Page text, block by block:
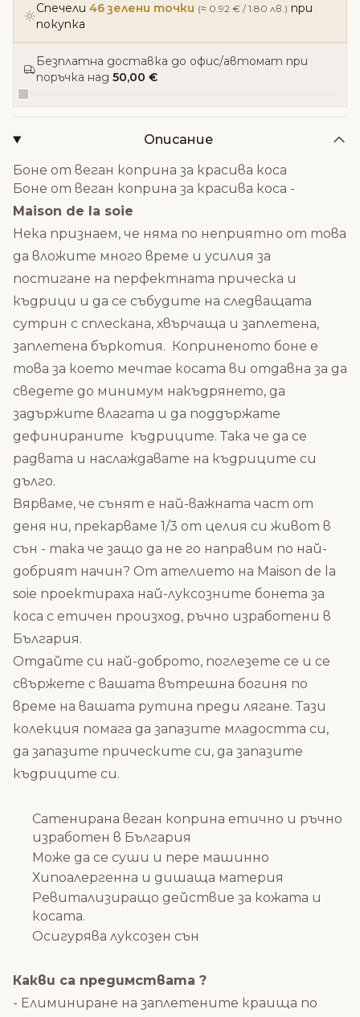
Спечели 46 зелени точки (≈ 0.92 € / 1.80 лв.) при
покупка
Безплатна доставка до офис/автомат при
поръчка над 50,00 €
Описание
Боне от веган коприна за красива коса
Боне от веган коприна за красива коса -
Maison de la soie
Нека признаем, че няма по неприятно от това
да вложите много време и усилия за
постигане на перфектната прическа и
къдрици и да се събудите на следващата
сутрин с сплескана, хвърчаща и заплетена,
заплетена бъркотия. Коприненото боне е
това за което мечтае косата ви отдавна за да
сведете до минимум накъдрянето, да
задържите влагата и да поддържате
дефинираните къдриците. Така че да се
радвата и наслаждавате на къдриците си
дълго.
Вярваме, че сънят е най-важната част от
деня ни, прекарваме 1/3 от целия си живот в
сън - така че защо да не го направим по най-
добрият начин? Oт ателието на Maison de la
soie проектираха най-луксозните бонета за
коса с етичен произход, ръчно изработени в
България.
Отдайте си най-доброто, поглезете се и се
свържете с вашата вътрешна богиня по
време на вашата рутина преди лягане. Тази
колекция помага да запазите младостта си,
да запазите прическите си, да запазите
къдриците си.
Сатенирана веган коприна етично и ръчно
изработен в България
Може да се суши и пере машинно
Хипоалергенна и дишаща материя
Ревитализиращо действие за кожата и
косата.
Осигурява луксозен сън
Какви са предимствата ?
- Елиминиране на заплетените краища по